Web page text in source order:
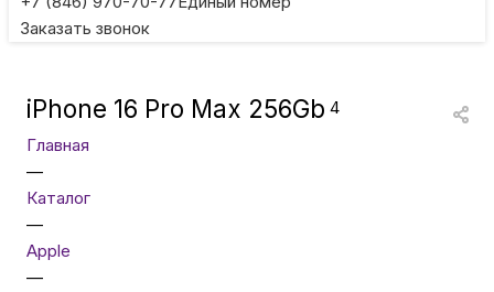
Заказать звонок
Умные кольца
iPhone 16 Pro Max 256Gb 4
Главная
—
Каталог
—
Apple
—